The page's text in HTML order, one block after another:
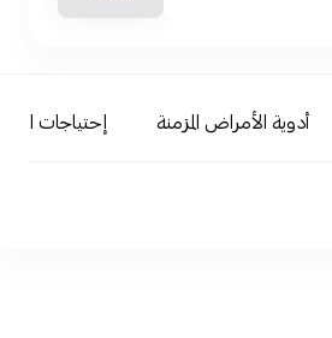
أدوية الأمراض المزمنة إحتياجات